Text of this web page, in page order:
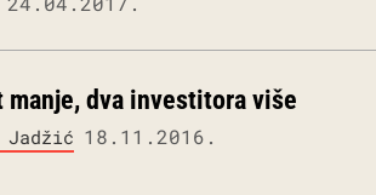
dva investitora više
Jadžić 18.11.2016.